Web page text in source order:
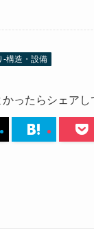
-構造・設備
かったらシェアし